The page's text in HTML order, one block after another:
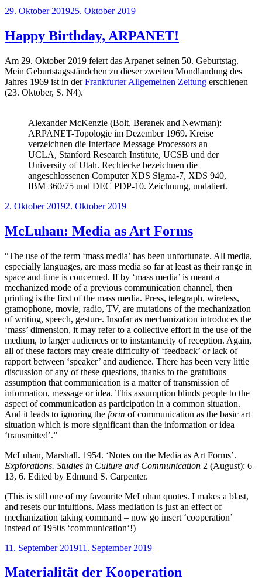
Veröffentlicht
29. Oktober 201925. Oktober 2019
Happy Birthday, ARPANET!
Am 29. Oktober 2019 feiert das Arpanet seinen 50. Geburtstag.
Mein Geburtstagsständchen zu dieser zweiten Mondlandung des
Jahres 1969 ist in derFrankfurter Allgemeinen Zeitung erschienen
(23. Oktober, S. N4).
Alexander McKenzie (Bolt, Beranek and Newman):
ARPANET-Topologie im Dezember 1969. Kreise
verzeichnen die Interface Message Processors an
UCLA, Stanford Research Institute, UCSB und der
University of Utah. Rechtecke bezeichnen die
angeschlossenen Computer XDS Sigma-7, XDS 940,
IBM 360/75 und DEC PDP-10. Zeichnung, undatiert.
Veröffentlicht
2. Oktober 20192. Oktober 2019
McLuhan: Media as Art Forms
“The use of the term ‘mass media’ has been unfortunate. All media,
especially languages, are mass media so far at least as their range in
space and time is concerned. If by ‘mass media’ is meant a
mechanized mode of a previous communication channel, then
printing is the first of the mass media. Press, telegraph, wireless,
gramophone, movie, radio, TV, are mutations of the mechanization
of writing, speech, gesture. Insofar as mechanization introduces the
‘mass’ dimension, it may refer to a collective effort in the use of the
medium, to larger audiences or to instantaneity of reception. Again,
all of these factors may create difficulty of ‘feedback’ or lack of
rapport between ‘speaker’ and audience. There has been very little
discussion of any of these questions, thanks to the gratuitous
assumption that communication is a matter of transmission of
information, message or idea. This assumption blinds people to the
aspect of communication as participation in a common situation.
And it leads to ignoring the form of communication as the basic art
situation which is more significant than the information or idea
‘transmitted’.”
McLuhan, Marshall. 1954. ‘Notes on the Media as Art Forms’.
Explorations. Studies in Culture and Communication 2 (August): 6–
13, 6. Edited by Edmund S. Carpenter.
(This is still one of my favourite McLuhan quotes. I makes a blast,
and resets our intuitions. Mass mediation is just an effect of
mechanization taking command – now go insert ‘cooperation’
instead of 1950s ‘communication‘!)
Veröffentlicht
11. September 201911. September 2019
Materialität der Kooperation